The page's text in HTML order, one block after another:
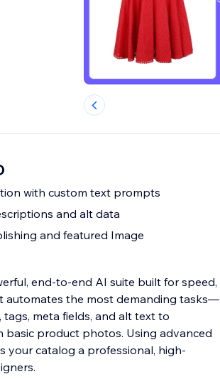
with custom text prompts
and alt data
and featured Image
end-to-end AI suite built for speed,
automates the most demanding tasks—
meta fields, and alt text to
product photos. Using advanced
your catalog a professional, high-